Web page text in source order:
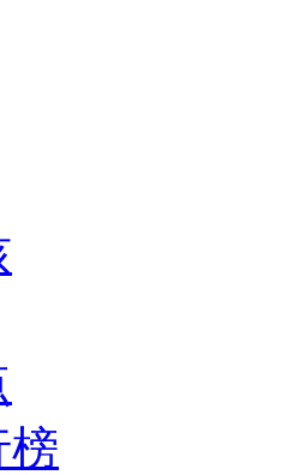
榜